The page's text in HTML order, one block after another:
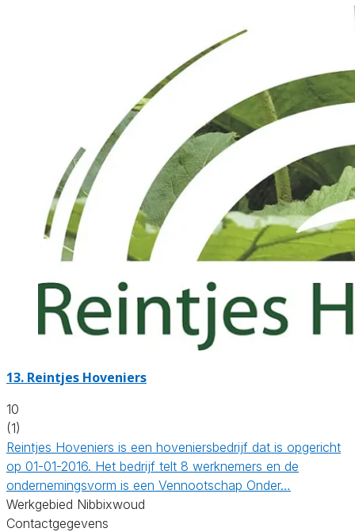
13. Reintjes Hoveniers
10
(1)
Reintjes Hoveniers is een hoveniersbedrijf dat is opgericht
op 01-01-2016. Het bedrijf telt 8 werknemers en de
ondernemingsvorm is een Vennootschap Onder…
Werkgebied Nibbixwoud
Contactgegevens